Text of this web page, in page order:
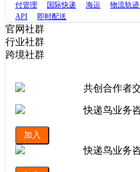
付管理
国际快递 海运 物流轨
API
即时配送
官网社群
行业社群
跨境社群
共创合作者
快递鸟业务
加入
快递鸟业务